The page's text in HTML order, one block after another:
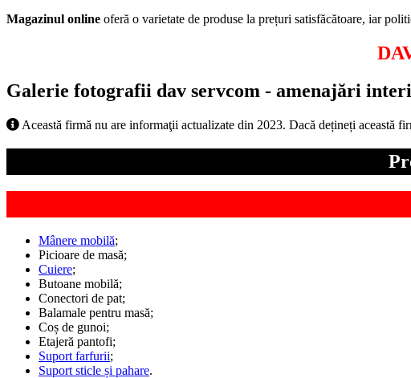
Magazinul online oferă o varietate de produse la prețuri satisfăcătoare, iar
Galerie fotografii dav servcom - amenajări
Această firmă nu are informaţii actualizate din 2023. Dacă dețineți această
Mânere mobilă;
Picioare de masă;
Cuiere;
Butoane mobilă;
Conectori de pat;
Balamale pentru masă;
Coș de gunoi;
Etajeră pantofi;
Suport farfurii;
Suport sticle și pahare.